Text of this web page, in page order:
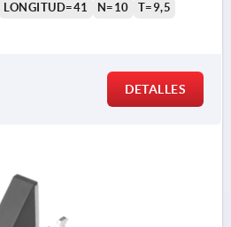
LONGITUD=41 N=10 T=9,5
DETALLES